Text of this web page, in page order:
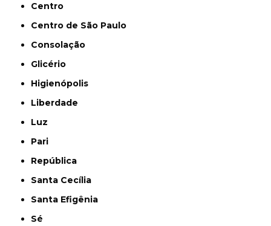
Centro
Centro de São Paulo
Consolação
Glicério
Higienópolis
Liberdade
Luz
Pari
República
Santa Cecília
Santa Efigênia
Sé